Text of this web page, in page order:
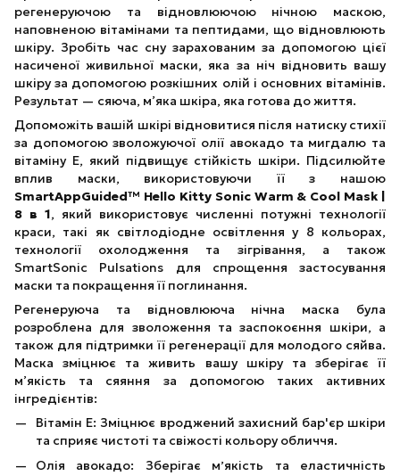
регенеруючою та відновлюючою нічною маскою,
наповненою вітамінами та пептидами, що відновлюють
шкіру. Зробіть час сну зарахованим за допомогою цієї
насиченої живильної маски, яка за ніч відновить вашу
шкіру за допомогою розкішних олій і основних вітамінів.
Результат — сяюча, м’яка шкіра, яка готова до життя.
Допоможіть вашій шкірі відновитися після натиску стихії
за допомогою зволожуючої олії авокадо та мигдалю та
вітаміну Е, який підвищує стійкість шкіри. Підсилюйте
вплив маски, використовуючи її з нашою
SmartAppGuided™ Hello Kitty Sonic Warm & Cool Mask |
8 в 1, який використовує численні потужні технології
краси, такі як світлодіодне освітлення у 8 кольорах,
технології охолодження та зігрівання, а також
SmartSonic Pulsations для спрощення застосування
маски та покращення її поглинання.
Регенеруюча та відновлююча нічна маска була
розроблена для зволоження та заспокоєння шкіри, а
також для підтримки її регенерації для молодого сяйва.
Маска зміцнює та живить вашу шкіру та зберігає її
м’якість та сяяння за допомогою таких активних
інгредієнтів:
Вітамін Е: Зміцнює вроджений захисний бар'єр шкіри
та сприяє чистоті та свіжості кольору обличчя.
Олія авокадо: Зберігає мʼякість та еластичність